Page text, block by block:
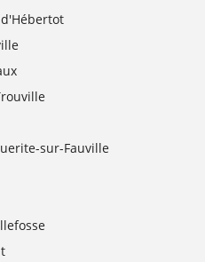
sur-Fauville